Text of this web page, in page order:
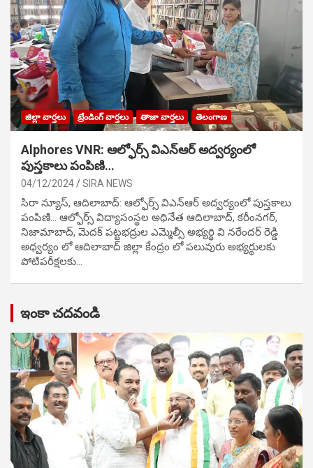
జిల్లా వార్తలు ట్రేండింగ్ వార్తలు తాజా వార్తలు తెలంగాణ
Alphores VNR: ఆల్ఫోర్స్ విఎన్ఆర్ అద్వర్యంలో
పుస్తకాలు పంపిణి…
04/12/2024 SIRA NEWS
సిరా న్యూస్, ఆదిలాబాద్: ఆల్ఫోర్స్ విఎన్ఆర్ అద్వర్యంలో పుస్తకాలు
పంపిణి… ఆల్ఫోర్స్ విద్యాసంస్థల అధినేత ఆదిలాబాద్, కరీంనగర్,
నిజామాబాద్, మెదక్ పట్టభద్రుల ఎమ్మెల్సీ అభ్యర్థి వి నరేందర్ రెడ్డి
అధ్వర్యం లో ఆదిలాబాద్ జిల్లా కేంద్రం లో పలువురు అభ్యర్థులకు
పోటిప‌రీక్ష‌ల‌కు…
ఇంకా చదవండి